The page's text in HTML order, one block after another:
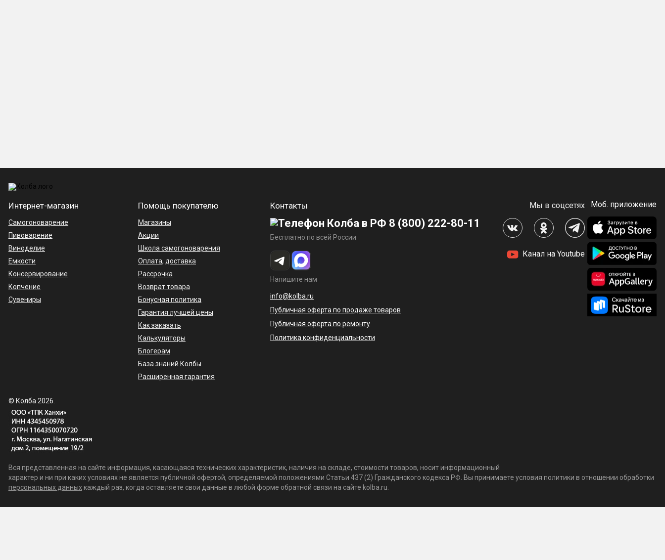
Интернет-магазин
Самогоноварение
Пивоварение
Виноделие
Емкости
Консервирование
Копчение
Сувениры
Помощь покупателю
Магазины
Акции
Школа самогоноварения
Оплата, доставка
Рассрочка
Возврат товара
Бонусная политика
Гарантия лучшей цены
Как заказать
Калькуляторы
Блогерам
База знаний Колбы
Расширенная гарантия
Контакты
8 (800) 222-80-11
Бесплатно по всей России
Напишите нам
info@kolba.ru
Публичная оферта по продаже товаров
Публичная оферта по ремонту
Политика конфиденциальности
Мы в соцсетях
Канал на Youtube
Моб. приложение
© Колба 2026.
Вся представленная на сайте информация, касающаяся технических характеристик, наличия на складе, стоимости товаров, носит информационный
характер и ни при каких условиях не является публичной офертой, определяемой положениями Статьи 437 (2) Гражданского кодекса РФ. Вы принимаете условия политики в отношении обработки
персональных данныхкаждый раз, когда оставляете свои данные в любой форме обратной связи на сайте kolba.ru.